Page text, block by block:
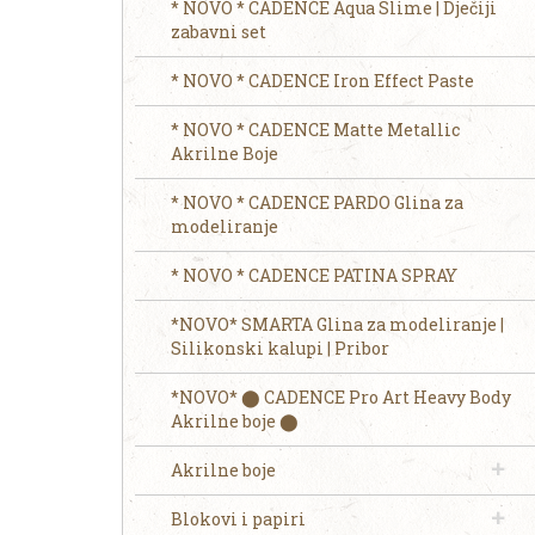
* NOVO * CADENCE Aqua Slime | Dječiji
zabavni set
* NOVO * CADENCE Iron Effect Paste
* NOVO * CADENCE Matte Metallic
Akrilne Boje
* NOVO * CADENCE PARDO Glina za
modeliranje
* NOVO * CADENCE PATINA SPRAY
*NOVO* SMARTA Glina za modeliranje |
Silikonski kalupi | Pribor
*NOVO* ⬤ CADENCE Pro Art Heavy Body
Akrilne boje ⬤
Akrilne boje
Blokovi i papiri